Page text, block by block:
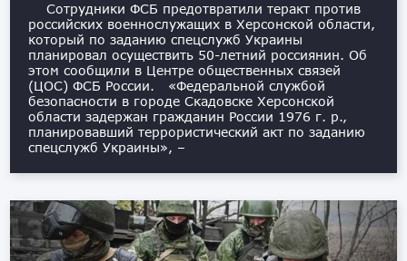
Сотрудники ФСБ предотвратили теракт против
российских военнослужащих в Херсонской области,
который по заданию спецслужб Украины
планировал осуществить 50-летний россиянин. Об
этом сообщили в Центре общественных связей
(ЦОС) ФСБ России. «Федеральной службой
безопасности в городе Скадовске Херсонской
области задержан гражданин России 1976 г. р.,
планировавший террористический акт по заданию
спецслужб Украины», –